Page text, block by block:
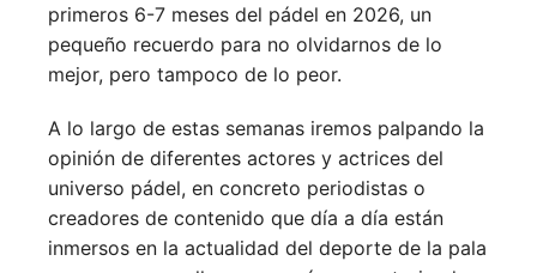
primeros 6-7 meses del pádel en 2026, un
pequeño recuerdo para no olvidarnos de lo
mejor, pero tampoco de lo peor.
A lo largo de estas semanas iremos palpando la
opinión de diferentes actores y actrices del
universo pádel, en concreto periodistas o
creadores de contenido que día a día están
inmersos en la actualidad del deporte de la pala